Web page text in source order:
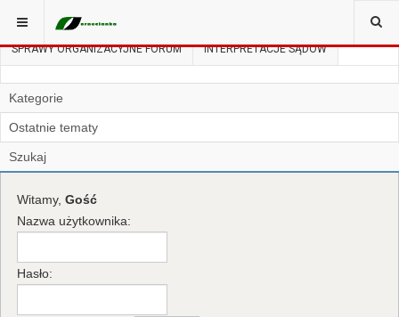
JESTEŚ TUTAJ:
SPRAWY ORGANIZACYJNE FORUM INTERPRETACJE SĄDÓW
Kategorie
Ostatnie tematy
Szukaj
Witamy,Gość
Nazwa użytkownika:
Hasło: